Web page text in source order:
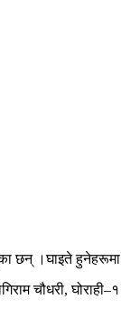
छन् ।घाइते
चौधरी,